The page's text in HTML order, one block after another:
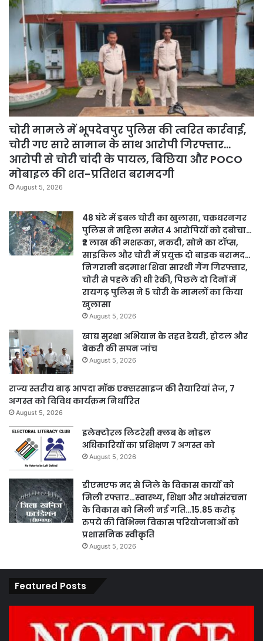
चोरी मामले में भूपदेवपुर पुलिस की त्वरित कार्रवाई,
चोरी गए सारे सामान के साथ आरोपी गिरफ्तार…
आरोपी से चोरी चांदी के पायल, बिछिया और POCO
मोबाइल की शत-प्रतिशत बरामदगी
August 5, 2026
48 घंटे में डबल चोरी का खुलासा, चक्रधरनगर
पुलिस ने महिला समेत 4 आरोपियों को दबोचा…
₹2 लाख की मशरूका, नकदी, सोने का टॉप्स,
साइकिल और चोरी में प्रयुक्त दो बाइक बरामद…
निगरानी बदमाश शिवा सारथी गैंग गिरफ्तार,
चोरी से पहले की थी रेकी, पिछले दो दिनों में
रायगढ़ पुलिस ने 5 चोरी के मामलों का किया
खुलासा
August 5, 2026
खाद्य सुरक्षा अभियान के तहत डेयरी, होटल और
बेकरी की सघन जांच
August 5, 2026
राज्य स्तरीय बाढ़ आपदा मॉक एक्सरसाइज की तैयारियां तेज, 7
अगस्त को विविध कार्यक्रम निर्धारित
August 5, 2026
इलेक्टोरल लिटरेसी क्लब के नोडल
अधिकारियों का प्रशिक्षण 7 अगस्त को
August 5, 2026
डीएमएफ मद से जिले के विकास कार्यों को
मिली रफ्तार…स्वास्थ्य, शिक्षा और अधोसंरचना
के विकास को मिली नई गति…15.85 करोड़
रुपये की विभिन्न विकास परियोजनाओं को
प्रशासनिक स्वीकृति
August 5, 2026
Featured Posts
एवं
कानूनी